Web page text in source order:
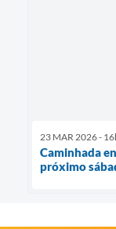
23 MAR 2026 -
Caminhada
próximo